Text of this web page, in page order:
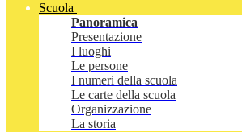
Scuola
Panoramica
Presentazione
I luoghi
Le persone
I numeri della scuola
Le carte della scuola
Organizzazione
La storia